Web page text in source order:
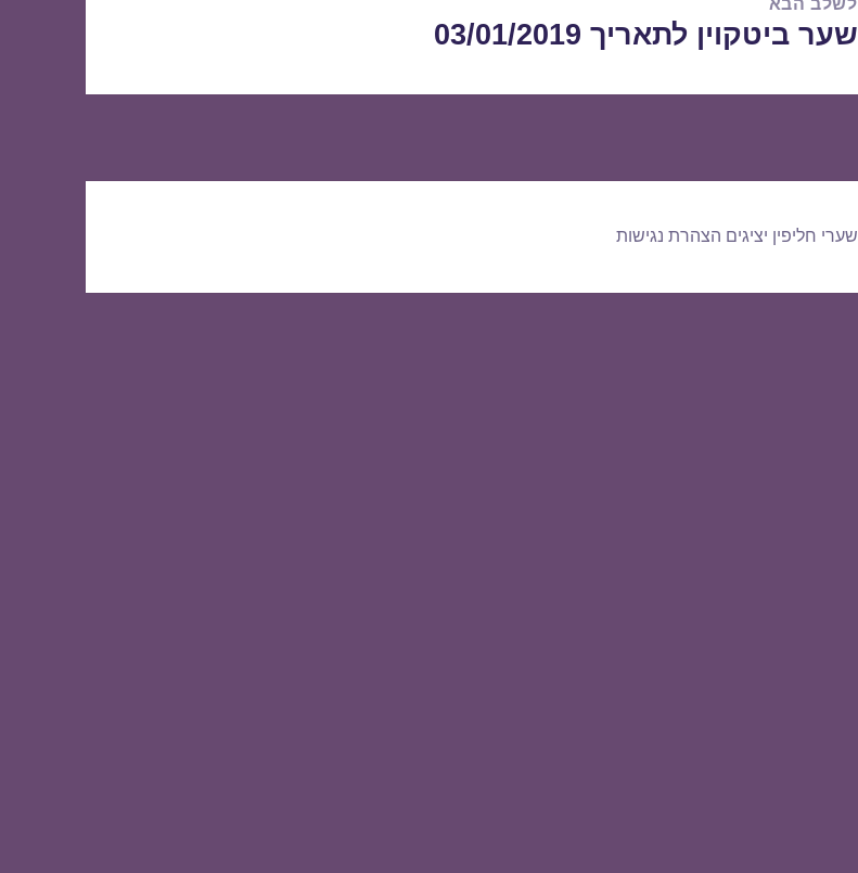
לשלב הבא
הפוסט
שער ביטקוין לתאריך 03/01/2019
שערי חליפין יציגים הצהרת נגישות